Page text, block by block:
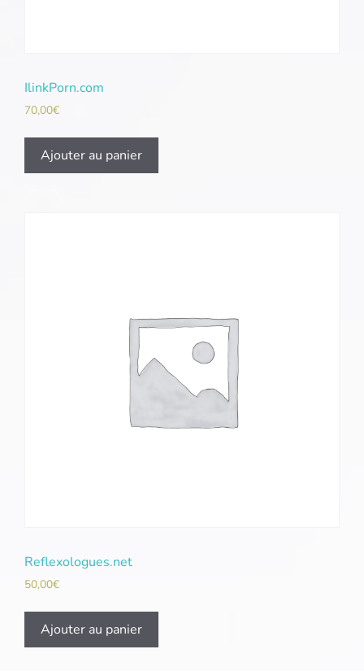
IlinkPorn.com
70,00€
Ajouter au panier
Reflexologues.net
50,00€
Ajouter au panier